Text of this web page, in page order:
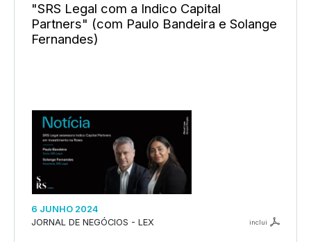
"SRS Legal com a Indico Capital
Partners" (com Paulo Bandeira e Solange
Fernandes)
6 JUNHO 2024
JORNAL DE NEGÓCIOS - LEX
inclui